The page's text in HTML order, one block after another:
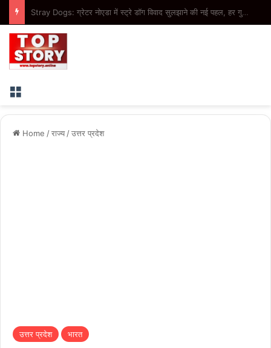
Insurance Claim: ज्यादा सवारी होने के आधार पर बीमा कंपनी नहीं कर सकती क्लेम खारिज, उपभोक्ता आयोग ने सुनाया फैसला
Menu
Home /राज्य /उत्तर प्रदेश
उत्तर प्रदेश भारत